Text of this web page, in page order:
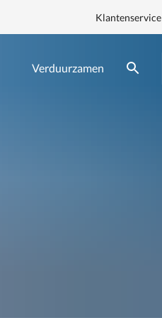
Verduurzamen
Klantenservice
Zoeken